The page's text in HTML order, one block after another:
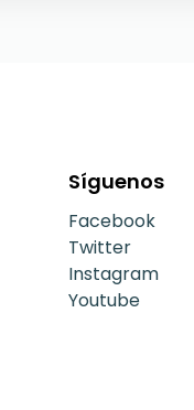
Síguenos
Facebook
Twitter
Instagram
Youtube